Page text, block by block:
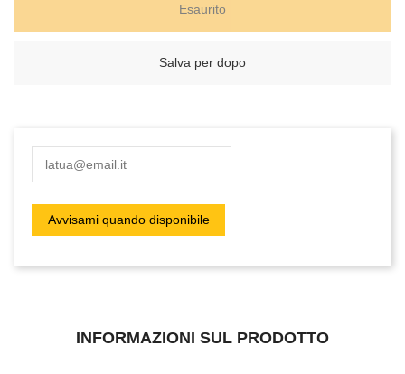
Esaurito
Salva per dopo
INFORMAZIONI SUL PRODOTTO